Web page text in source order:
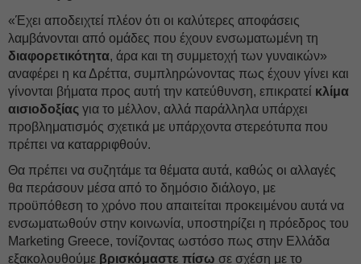
«Έχει αποδειχτεί πλέον ότι οι καλύτερες αποφάσεις
λαμβάνονται από ομάδες που έχουν ενσωματωμένη τη
διαφορετικότητα, άρα και τη συμμετοχή των γυναικών»
αναφέρει η κα Δρέττα, συμπληρώνοντας πως έχουν γίνει και
γίνονται βήματα προς αυτή την κατεύθυνση, επικρατεί κλίμα
αισιοδοξίας για το μέλλον, αλλά παράλληλα υπάρχει
προβληματισμός σχετικά με υπάρχοντα στερεότυπα που
πρέπει να καταρριφθούν.
Θα πρέπει να συζητάμε τα θέματα αυτά, καθώς οι αλλαγές
θα περάσουν μέσα από το δημόσιο διάλογο, με
προϋπόθεση το χρόνο που απαιτείται προκειμένου αυτά να
ενσωματωθούν στην κοινωνία, υποστηρίζει η πρόεδρος του
Marketing Greece, τονίζοντας ωστόσο πως στην Ελλάδα
εξακολουθούμε βρισκόμαστε πίσω σε σχέση με το